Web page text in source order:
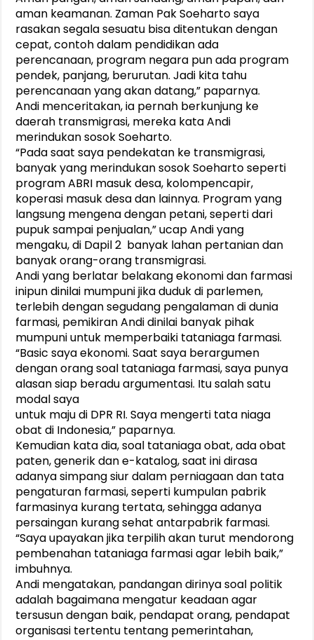
aman keamanan. Zaman Pak Soeharto saya
rasakan segala sesuatu bisa ditentukan dengan
cepat, contoh dalam pendidikan ada
perencanaan, program negara pun ada program
pendek, panjang, berurutan. Jadi kita tahu
perencanaan yang akan datang,” paparnya.
Andi menceritakan, ia pernah berkunjung ke
daerah transmigrasi, mereka kata Andi
merindukan sosok Soeharto.
“Pada saat saya pendekatan ke transmigrasi,
banyak yang merindukan sosok Soeharto seperti
program ABRI masuk desa, kolompencapir,
koperasi masuk desa dan lainnya. Program yang
langsung mengena dengan petani, seperti dari
pupuk sampai penjualan,” ucap Andi yang
mengaku, di Dapil 2 banyak lahan pertanian dan
banyak orang-orang transmigrasi.
Andi yang berlatar belakang ekonomi dan farmasi
inipun dinilai mumpuni jika duduk di parlemen,
terlebih dengan segudang pengalaman di dunia
farmasi, pemikiran Andi dinilai banyak pihak
mumpuni untuk memperbaiki tataniaga farmasi.
“Basic saya ekonomi. Saat saya berargumen
dengan orang soal tataniaga farmasi, saya punya
alasan siap beradu argumentasi. Itu salah satu
modal saya
untuk maju di DPR RI. Saya mengerti tata niaga
obat di Indonesia,” paparnya.
Kemudian kata dia, soal tataniaga obat, ada obat
paten, generik dan e-katalog, saat ini dirasa
adanya simpang siur dalam perniagaan dan tata
pengaturan farmasi, seperti kumpulan pabrik
farmasinya kurang tertata, sehingga adanya
persaingan kurang sehat antarpabrik farmasi.
“Saya upayakan jika terpilih akan turut mendorong
pembenahan tataniaga farmasi agar lebih baik,”
imbuhnya.
Andi mengatakan, pandangan dirinya soal politik
adalah bagaimana mengatur keadaan agar
tersusun dengan baik, pendapat orang, pendapat
organisasi tertentu tentang pemerintahan,